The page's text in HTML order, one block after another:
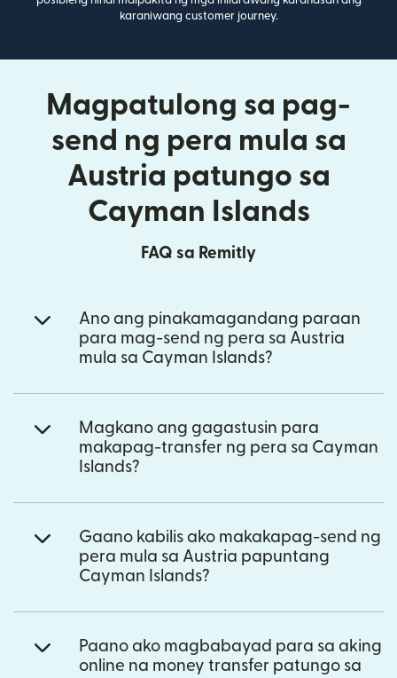
karaniwang customer journey.
Magpatulong sa pag-
send ng pera mula sa
Austria patungo sa
Cayman Islands
FAQ sa Remitly
Ano ang pinakamagandang paraan
para mag-send ng pera sa Austria
mula sa Cayman Islands?
Magkano ang gagastusin para
makapag-transfer ng pera sa Cayman
Islands?
Gaano kabilis ako makakapag-send ng
pera mula sa Austria papuntang
Cayman Islands?
Paano ako magbabayad para sa aking
online na money transfer patungo sa